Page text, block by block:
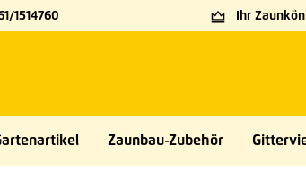
1514760 Ihr
Zaunbau-Zubehör